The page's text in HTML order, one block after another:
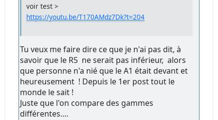
voir test >
https://youtu.be/T170AMdz7Dk?t=204
Tu veux me faire dire ce que je n'ai pas dit, à
savoir que le R5 ne serait pas inférieur, alors
que personne n'a nié que le A1 était devant et
heureusement ! Depuis le 1er post tout le
monde le sait !
Juste que l'on compare des gammes
différentes....